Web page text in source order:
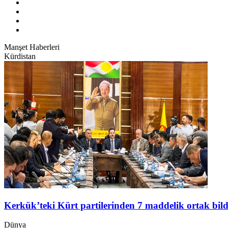
Manşet Haberleri
Kürdistan
Kerkük’teki Kürt partilerinden 7 maddelik ortak
Dünya